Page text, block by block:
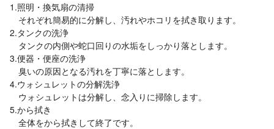
1.照明・換気扇の清掃
それぞれ簡易的に分解し、汚れやホコリを拭き取ります。
2.タンクの洗浄
タンクの内側や蛇口回りの水垢をしっかり落とします。
3.便器・便座の洗浄
臭いの原因となる汚れを丁寧に落とします。
4.ウォシュレットの分解洗浄
ウォシュレットは分解し、念入りに掃除します。
5.から拭き
全体をから拭きして終了です。